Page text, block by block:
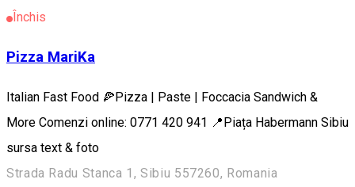
Închis
Pizza MariKa
Italian Fast Food 🍕Pizza | Paste | Foccacia Sandwich &
More Comenzi online: 0771 420 941 📍Piața Habermann Sibiu
sursa text & foto
Strada Radu Stanca 1, Sibiu 557260, Romania